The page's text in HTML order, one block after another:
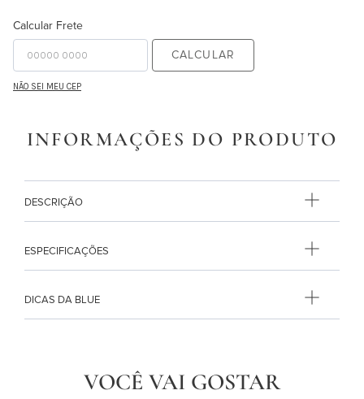
Calcular Frete
CALCULAR
NÃO SEI MEU CEP
INFORMAÇÕES DO PRODUTO
DESCRIÇÃO
ESPECIFICAÇÕES
DICAS DA BLUE
VOCÊ VAI GOSTAR